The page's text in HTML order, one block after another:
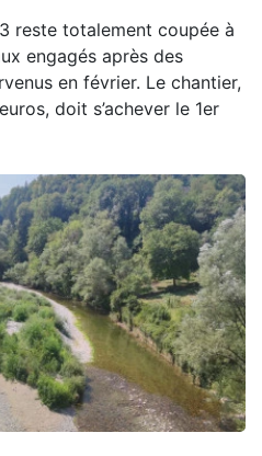
reste totalement coupée à
engagés après des
en février. Le chantier,
doit s’achever le 1er